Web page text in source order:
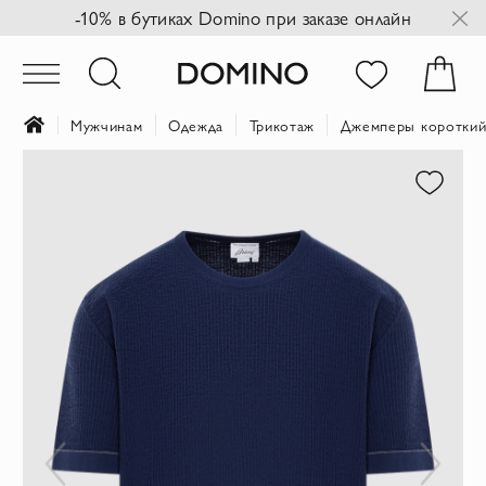
-10% в бутиках Domino при заказе онлайн
Мужчинам Одежда Трикотаж Джемперы
галереям
изображений